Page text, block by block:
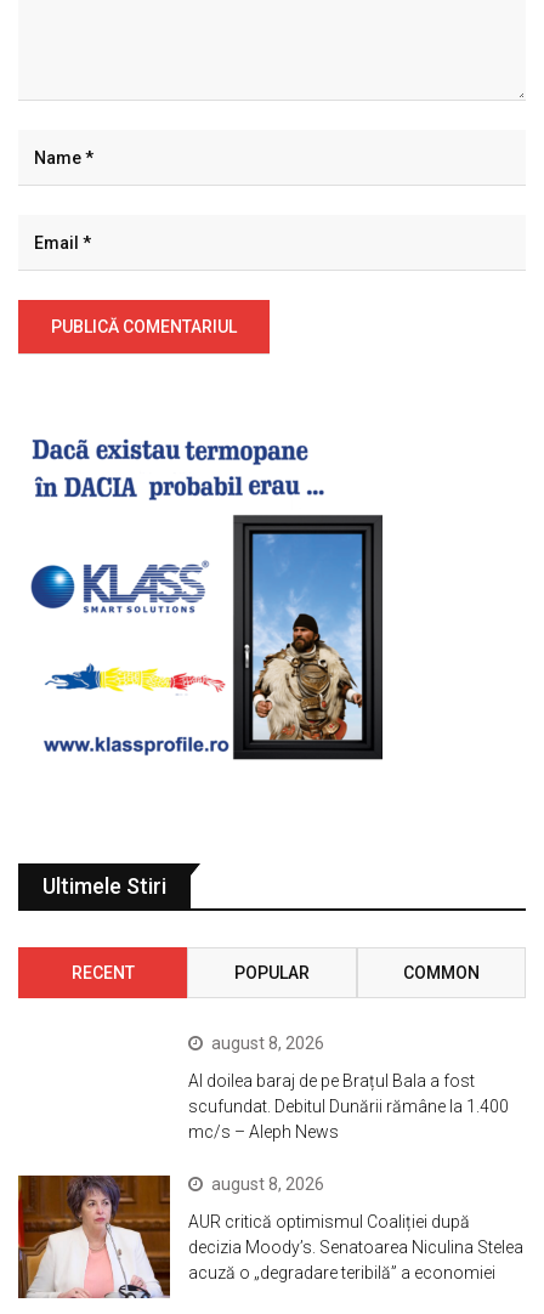
Ultimele Stiri
RECENT POPULAR COMMON
august 8, 2026
Al doilea baraj de pe Brațul Bala a fost
scufundat. Debitul Dunării rămâne la 1.400
mc/s – Aleph News
august 8, 2026
AUR critică optimismul Coaliției după
decizia Moody’s. Senatoarea Niculina Stelea
acuză o „degradare teribilă” a economiei